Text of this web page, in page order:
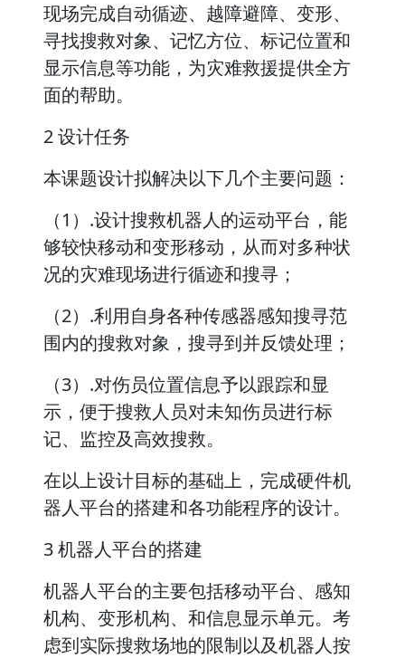
现场完成自动循迹、越障避障、变形、
寻找搜救对象、记忆方位、标记位置和
显示信息等功能，为灾难救援提供全方
面的帮助。
2 设计任务
本课题设计拟解决以下几个主要问题：
（1）.设计搜救机器人的运动平台，能
够较快移动和变形移动，从而对多种状
况的灾难现场进行循迹和搜寻；
（2）.利用自身各种传感器感知搜寻范
围内的搜救对象，搜寻到并反馈处理；
（3）.对伤员位置信息予以跟踪和显
示，便于搜救人员对未知伤员进行标
记、监控及高效搜救。
在以上设计目标的基础上，完成硬件机
器人平台的搭建和各功能程序的设计。
3 机器人平台的搭建
机器人平台的主要包括移动平台、感知
机构、变形机构、和信息显示单元。考
虑到实际搜救场地的限制以及机器人按